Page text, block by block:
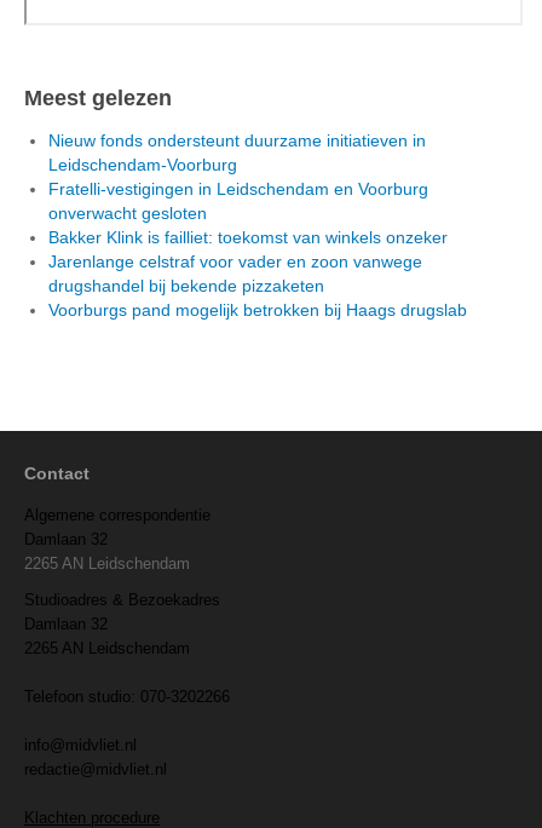
Meest gelezen
Nieuw fonds ondersteunt duurzame initiatieven in
Leidschendam-Voorburg
Fratelli-vestigingen in Leidschendam en Voorburg
onverwacht gesloten
Bakker Klink is failliet: toekomst van winkels onzeker
Jarenlange celstraf voor vader en zoon vanwege
drugshandel bij bekende pizzaketen
Voorburgs pand mogelijk betrokken bij Haags drugslab
Contact
Algemene correspondentie
Damlaan 32
2265 AN Leidschendam
Studioadres & Bezoekadres
Damlaan 32
2265 AN Leidschendam
Telefoon studio: 070-3202266
info@midvliet.nl
redactie@midvliet.nl
Klachten procedure